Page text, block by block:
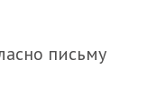
письму